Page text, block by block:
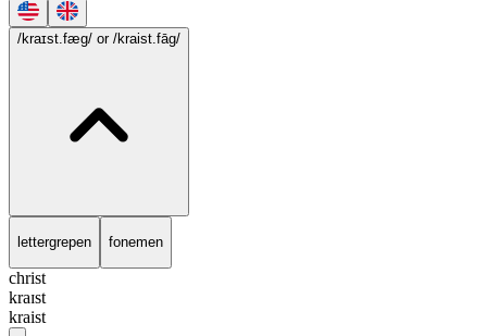
/kraɪst.fæg/ or /kraist.fāg/
lettergrepen fonemen
christ
kraɪst
kraist